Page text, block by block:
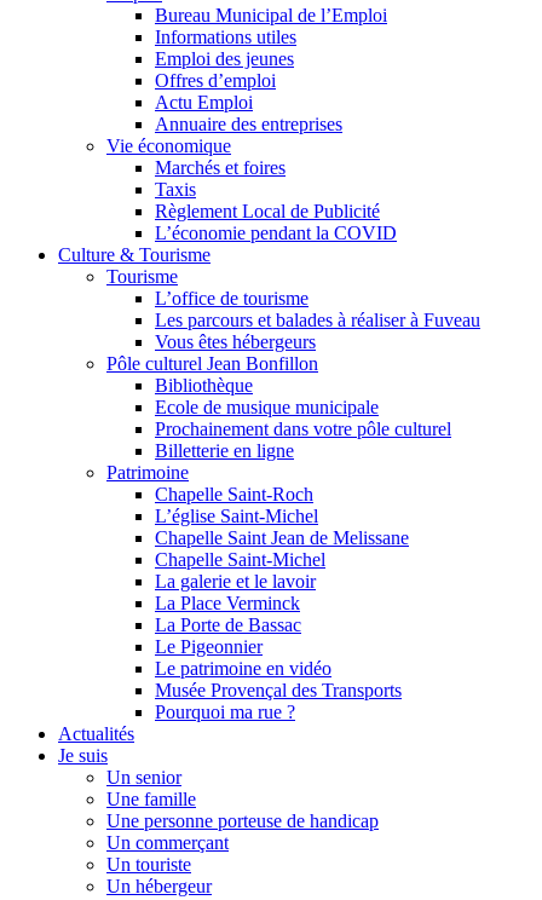
Bureau Municipal de l’Emploi
Informations utiles
Emploi des jeunes
Offres d’emploi
Actu Emploi
Annuaire des entreprises
Vie économique
Marchés et foires
Taxis
Règlement Local de Publicité
L’économie pendant la COVID
Culture & Tourisme
Tourisme
L’office de tourisme
Les parcours et balades à réaliser à Fuveau
Vous êtes hébergeurs
Pôle culturel Jean Bonfillon
Bibliothèque
Ecole de musique municipale
Prochainement dans votre pôle culturel
Billetterie en ligne
Patrimoine
Chapelle Saint-Roch
L’église Saint-Michel
Chapelle Saint Jean de Melissane
Chapelle Saint-Michel
La galerie et le lavoir
La Place Verminck
La Porte de Bassac
Le Pigeonnier
Le patrimoine en vidéo
Musée Provençal des Transports
Pourquoi ma rue ?
Actualités
Je suis
Un senior
Une famille
Une personne porteuse de handicap
Un commerçant
Un touriste
Un hébergeur